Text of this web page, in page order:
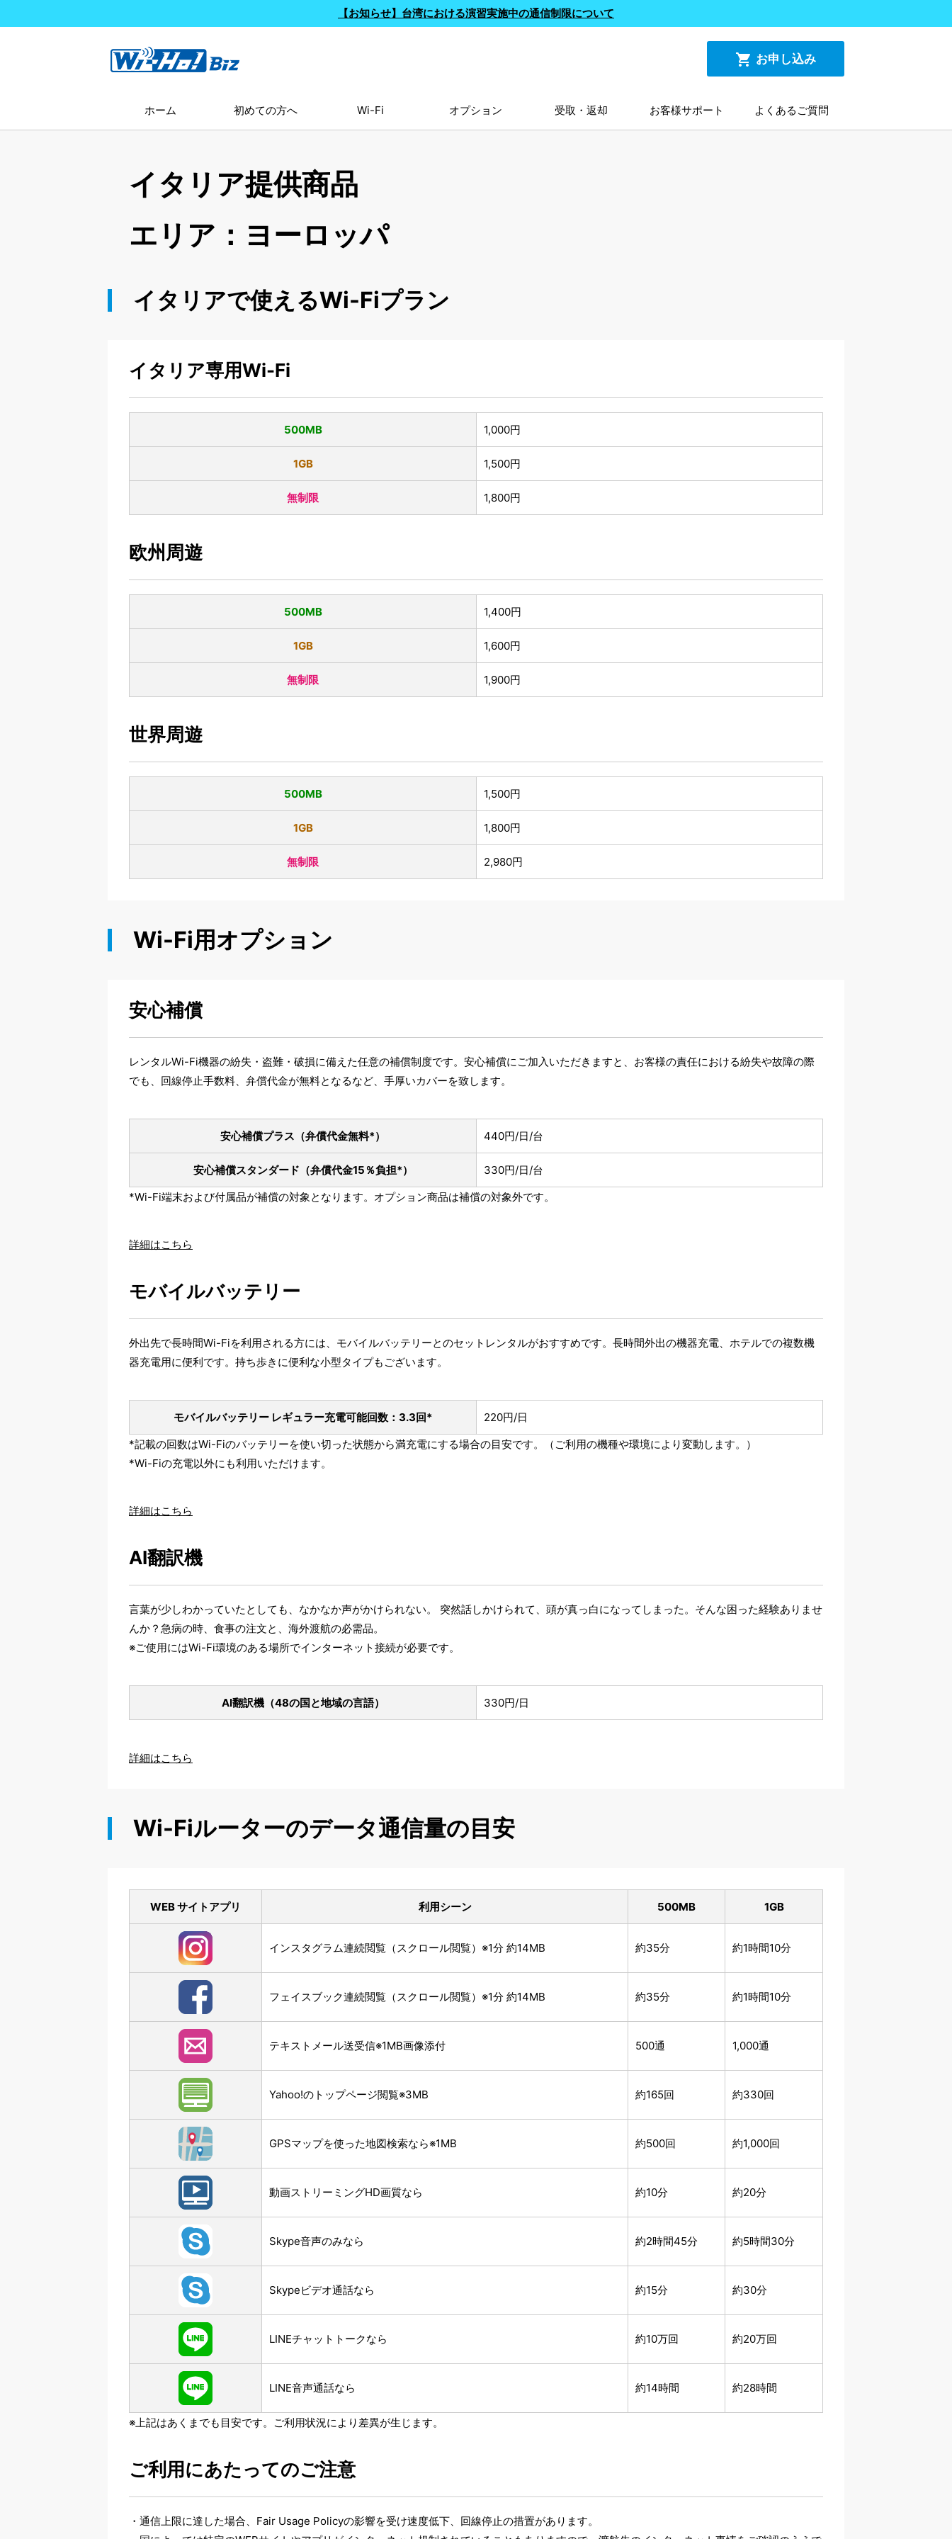
【お知らせ】台湾における演習実施中の通信制限について
shopping_cart お申し込み
ホーム 初めての方へ Wi-Fi オプション 受取・返却 お客様サポート よくあるご質問
イタリア提供商品
エリア：ヨーロッパ
イタリアで使えるWi-Fiプラン
イタリア専用Wi-Fi
500MB 1,000円
1GB 1,500円
無制限 1,800円
欧州周遊
500MB 1,400円
1GB 1,600円
無制限 1,900円
世界周遊
500MB 1,500円
1GB 1,800円
無制限 2,980円
Wi-Fi用オプション
安心補償
レンタルWi-Fi機器の紛失・盗難・破損に備えた任意の補償制度です。安心補償にご加入いただきますと、お客様の責任における紛失や故障の際
でも、回線停止手数料、弁償代金が無料となるなど、手厚いカバーを致します。
安心補償プラス （弁償代金無料*） 440円/日/台
安心補償スタンダード （弁償代金15％負担*）
330円/日/台
*Wi-Fi端末および付属品が補償の対象となります。オプション商品は補償の対象外です。
詳細はこちら
モバイルバッテリー
外出先で長時間Wi-Fiを利用される方には、モバイルバッテリーとのセットレンタルがおすすめです。長時間外出の機器充電、ホテルでの複数機
器充電用に便利です。持ち歩きに便利な小型タイプもございます。
モバイルバッテリー レギュラー充電可能回数：3.3回*
220円/日
*記載の回数はWi-Fiのバッテリーを使い切った状態から満充電にする場合の目安です。（ご利用の機種や環境により変動します。）
*Wi-Fiの充電以外にも利用いただけます。
詳細はこちら
AI翻訳機
言葉が少しわかっていたとしても、なかなか声がかけられない。 突然話しかけられて、頭が真っ白になってしまった。そんな困った経験ありませ
んか？急病の時、食事の注文と、海外渡航の必需品。
※ご使用にはWi-Fi環境のある場所でインターネット接続が必要です。
AI翻訳機（48の国と地域の言語） 330円/日
詳細はこちら
Wi-Fiルーターのデータ通信量の目安
WEB サイトアプリ 利用シーン 500MB 1GB
インスタグラム連続閲覧（スクロール閲覧）※1分 約14MB 約35分 約1時間10分
フェイスブック連続閲覧（スクロール閲覧）※1分 約14MB 約35分 約1時間10分
テキストメール送受信※1MB画像添付 500通 1,000通
Yahoo!のトップページ閲覧※3MB 約165回 約330回
GPSマップを使った地図検索なら※1MB 約500回 約1,000回
動画ストリーミングHD画質なら 約10分 約20分
Skype音声のみなら 約2時間45分 約5時間30分
Skypeビデオ通話なら 約15分 約30分
LINEチャットトークなら 約10万回 約20万回
LINE音声通話なら 約14時間 約28時間
※上記はあくまでも目安です。ご利用状況により差異が生じます。
ご利用にあたってのご注意
通信上限に達した場合、Fair Usage Policyの影響を受け速度低下、回線停止の措置があります。